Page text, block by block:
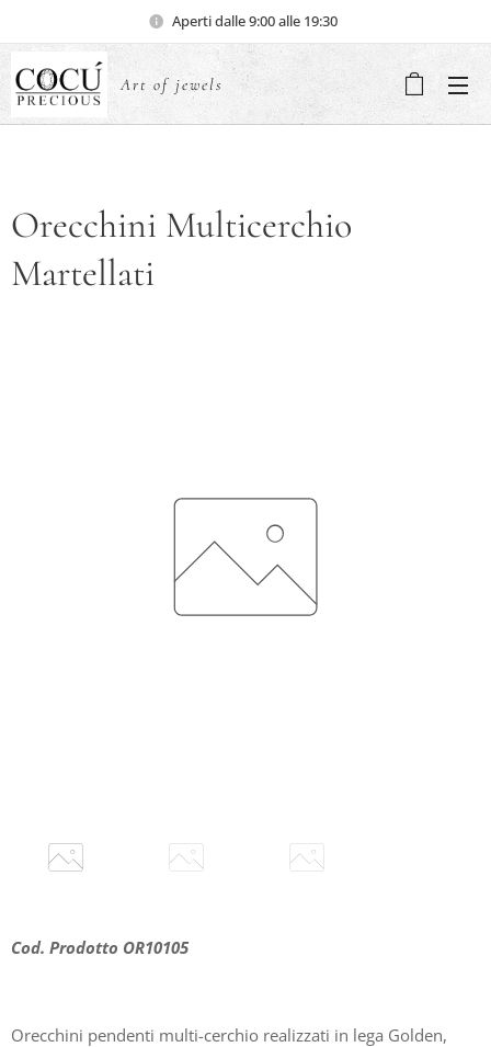
Aperti dalle 9:00 alle 19:30
Art of jewels
Orecchini Multicerchio
Martellati
Cod. Prodotto OR10105
Orecchini pendenti multi-cerchio realizzati in lega Golden,